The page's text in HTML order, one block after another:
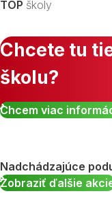
TOP školy
Chcete tu
školu?
Chcem viac
Nadchádzajúce
Zobraziť ďalšie